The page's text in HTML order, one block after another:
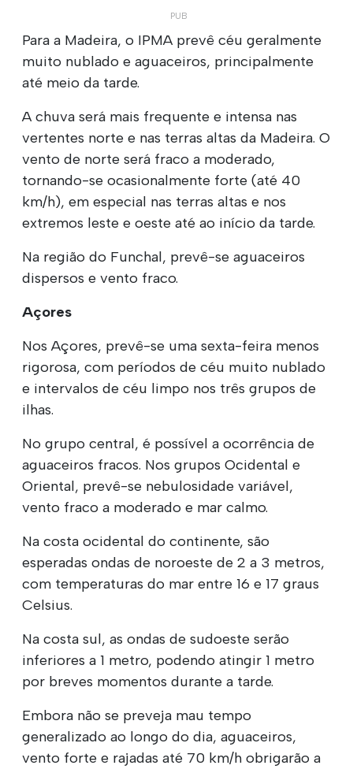
Para a Madeira, o IPMA prevê céu geralmente
muito nublado e aguaceiros, principalmente
até meio da tarde.
A chuva será mais frequente e intensa nas
vertentes norte e nas terras altas da Madeira. O
vento de norte será fraco a moderado,
tornando-se ocasionalmente forte (até 40
km/h), em especial nas terras altas e nos
extremos leste e oeste até ao início da tarde.
Na região do Funchal, prevê-se aguaceiros
dispersos e vento fraco.
Açores
Nos Açores, prevê-se uma sexta-feira menos
rigorosa, com períodos de céu muito nublado
e intervalos de céu limpo nos três grupos de
ilhas.
No grupo central, é possível a ocorrência de
aguaceiros fracos. Nos grupos Ocidental e
Oriental, prevê-se nebulosidade variável,
vento fraco a moderado e mar calmo.
Na costa ocidental do continente, são
esperadas ondas de noroeste de 2 a 3 metros,
com temperaturas do mar entre 16 e 17 graus
Celsius.
Na costa sul, as ondas de sudoeste serão
inferiores a 1 metro, podendo atingir 1 metro
por breves momentos durante a tarde.
Embora não se preveja mau tempo
generalizado ao longo do dia, aguaceiros,
vento forte e rajadas até 70 km/h obrigarão a